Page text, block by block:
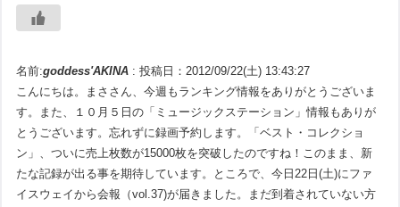
名前:goddess'AKINA : 投稿日：2012/09/22(土) 13:43:27
こんにちは。まささん、今週もランキング情報をありがとうございま
す。また、１０月５日の「ミュージックステーション」情報もありが
とうございます。忘れずに録画予約します。「ベスト・コレクショ
ン」、ついに売上枚数が15000枚を突破したのですね！このまま、新
たな記録が出る事を期待しています。ところで、今日22日(土)にファ
イスウェイから会報（vol.37)が届きました。まだ到着されていない方